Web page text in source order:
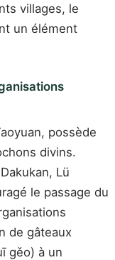
villages, le
un élément
possède
divins.
Lü
le passage du
de gâteaux
gěo) à un